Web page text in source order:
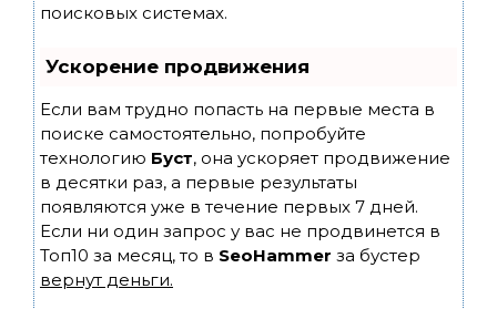
поисковых системах.
Ускорение продвижения
Если вам трудно попасть на первые места в
поиске самостоятельно, попробуйте
технологию Буст, она ускоряет продвижение
в десятки раз, а первые результаты
появляются уже в течение первых 7 дней.
Если ни один запрос у вас не продвинется в
Топ10 за месяц, то в SeoHammer за бустер
вернут деньги.